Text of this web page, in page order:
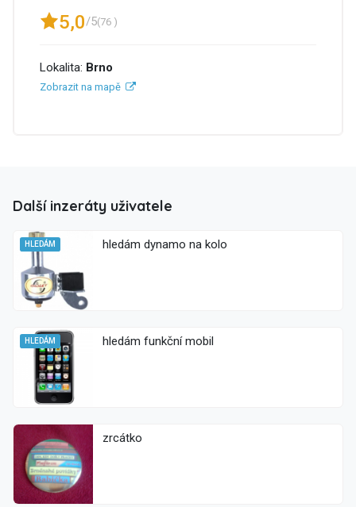
5,0/5(76 )
Lokalita: Brno
Zobrazit na mapě
Další inzeráty uživatele
HLEDÁM hledám dynamo na kolo
HLEDÁM hledám funkční mobil
zrcátko